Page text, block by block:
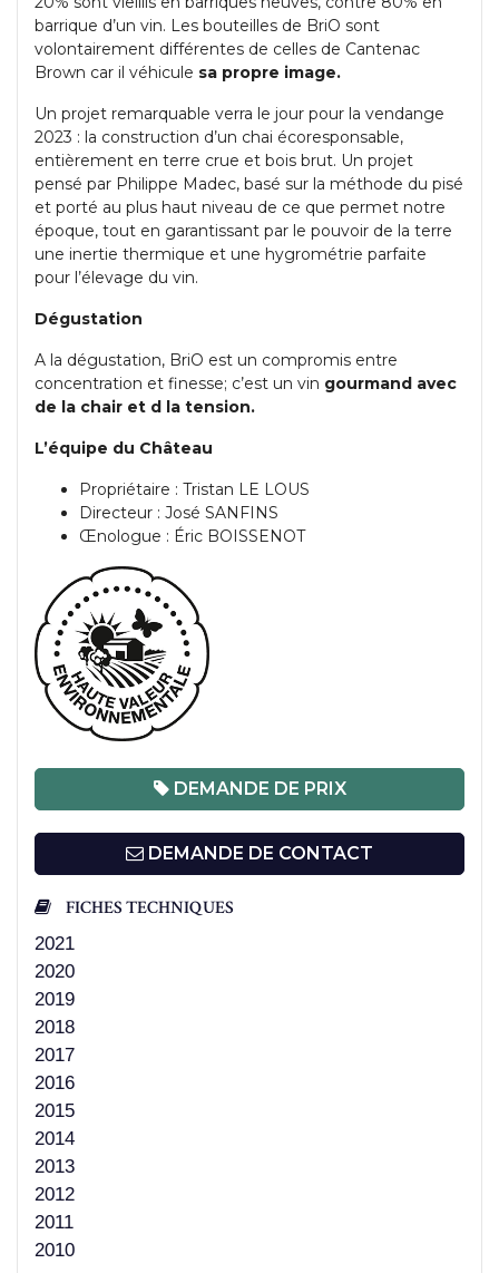
barrique d’un vin. Les bouteilles de BriO sont
volontairement différentes de celles de Cantenac
Brown car il véhicule sa propre image.
Un projet remarquable verra le jour pour la vendange
2023 : la construction d’un chai écoresponsable,
entièrement en terre crue et bois brut. Un projet
pensé par Philippe Madec, basé sur la méthode du pisé
et porté au plus haut niveau de ce que permet notre
époque, tout en garantissant par le pouvoir de la terre
une inertie thermique et une hygrométrie parfaite
pour l’élevage du vin.
Dégustation
A la dégustation, BriO est un compromis entre
concentration et finesse; c’est un vin gourmand avec
de la chair et d la tension.
L’équipe du Château
Propriétaire : Tristan LE LOUS
Directeur : José SANFINS
Œnologue : Éric BOISSENOT
DEMANDE DE PRIX
DEMANDE DE CONTACT
FICHES TECHNIQUES
2021
2020
2019
2018
2017
2016
2015
2014
2013
2012
2011
2010